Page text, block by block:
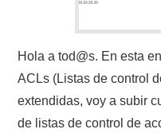
Hola a tod@s. En esta
ACLs (Listas de control
extendidas, voy a subir
de listas de control de